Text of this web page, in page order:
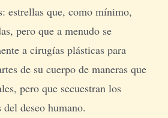
estrellas que, como mínimo,
pero que a menudo se
a cirugías plásticas para
de su cuerpo de maneras que
pero que secuestran los
deseo humano.